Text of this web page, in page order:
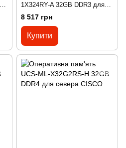
1X324RY-A 32GB DDR3 для
севера CISCO
8 517 грн
Купити